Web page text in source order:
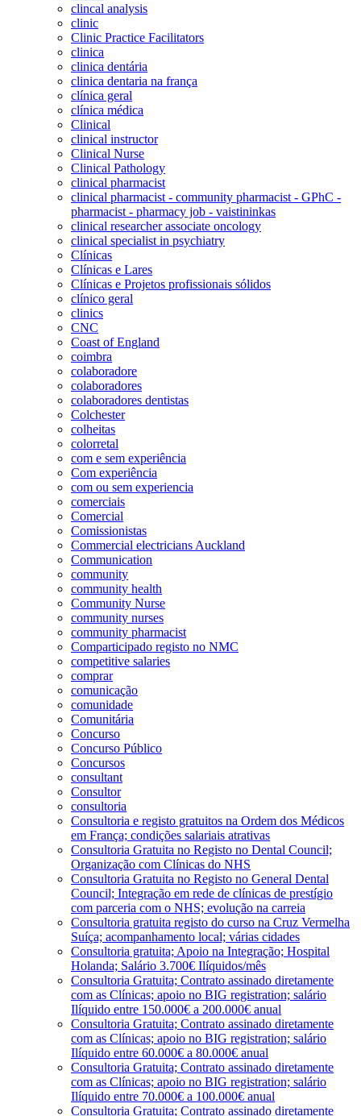
clincal analysis
clinic
Clinic Practice Facilitators
clinica
clinica dentária
clinica dentaria na frança
clínica geral
clínica médica
Clinical
clinical instructor
Clinical Nurse
Clinical Pathology
clinical pharmacist
clinical pharmacist - community pharmacist - GPhC -
pharmacist - pharmacy job - vaistininkas
clinical researcher associate oncology
clinical specialist in psychiatry
Clínicas
Clínicas e Lares
Clínicas e Projetos profissionais sólidos
clínico geral
clinics
CNC
Coast of England
coimbra
colaboradore
colaboradores
colaboradores dentistas
Colchester
colheitas
colorretal
com e sem experiência
Com experiência
com ou sem experiencia
comerciais
Comercial
Comissionistas
Commercial electricians Auckland
Communication
community
community health
Community Nurse
community nurses
community pharmacist
Comparticipado registo no NMC
competitive salaries
comprar
comunicação
comunidade
Comunitária
Concurso
Concurso Público
Concursos
consultant
Consultor
consultoria
Consultoria e registo gratuitos na Ordem dos Médicos
em França; condições salariais atrativas
Consultoria Gratuita no Registo no Dental Council;
Organização com Clínicas do NHS
Consultoria Gratuita no Registo no General Dental
Council; Integração em rede de clínicas de prestígio
com parceria com o NHS; evolução na carreia
Consultoria gratuita registo do curso na Cruz Vermelha
Suíça; acompanhamento local; várias cidades
Consultoria gratuita; Apoio na Integração; Hospital
Holanda; Salário 3.700€ Ilíquidos/mês
Consultoria Gratuita; Contrato assinado diretamente
com as Clínicas; apoio no BIG registration; salário
Ilíquido entre 150.000€ a 200.000€ anual
Consultoria Gratuita; Contrato assinado diretamente
com as Clínicas; apoio no BIG registration; salário
Ilíquido entre 60.000€ a 80.000€ anual
Consultoria Gratuita; Contrato assinado diretamente
com as Clínicas; apoio no BIG registration; salário
Ilíquido entre 70.000€ a 100.000€ anual
Consultoria Gratuita; Contrato assinado diretamente